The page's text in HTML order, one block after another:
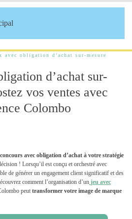
avec obligation d’achat sur-mesure
d’achat sur-
vos ventes avec
Colombo
avec obligation d’achat à votre stratégie
! Lorsqu’il est conçu et orchestré avec
de générer un engagement client significatif et des
comment l’organisation d’un jeu avec
peut transformer votre image de marque